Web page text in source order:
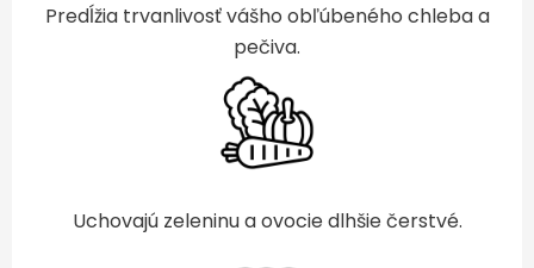
Predĺžia trvanlivosť vášho obľúbeného chleba a
pečiva.
Uchovajú zeleninu a ovocie dlhšie čerstvé.